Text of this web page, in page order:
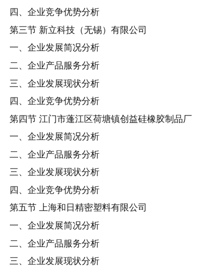
四、企业竞争优势分析
第三节 新立科技（无锡）有限公司
一、企业发展简况分析
二、企业产品服务分析
三、企业发展现状分析
四、企业竞争优势分析
第四节 江门市蓬江区荷塘镇创益硅橡胶制品厂
一、企业发展简况分析
二、企业产品服务分析
三、企业发展现状分析
四、企业竞争优势分析
第五节 上海和日精密塑料有限公司
一、企业发展简况分析
二、企业产品服务分析
三、企业发展现状分析